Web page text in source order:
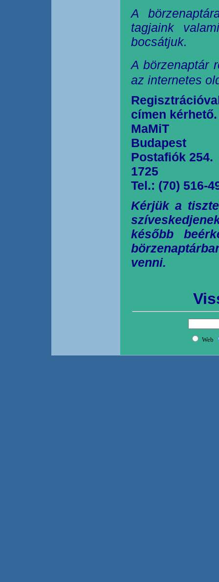
A
tagjaink
bocsátjuk.
A börzenaptár
az internetes
címen kérhető.
MaMiT
Budapest
Postafiók 254.
1725
Tel.: (70) 516-
Kérjük a
később
venni.